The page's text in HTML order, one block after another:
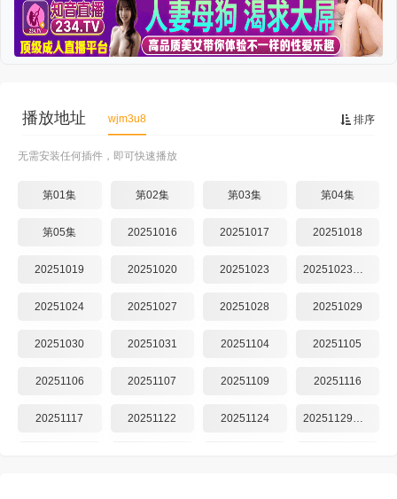
排序
播放地址 wjm3u8
无需安装任何插件，即可快速播放
第01集 第02集 第03集 第04集
第05集 20251016 20251017 20251018
20251019 20251020 20251023 20251023第13期
20251024 20251027 20251028 20251029
20251030 20251031 20251104 20251105
20251106 20251107 20251109 20251116
20251117 20251122 20251124 20251129训练室